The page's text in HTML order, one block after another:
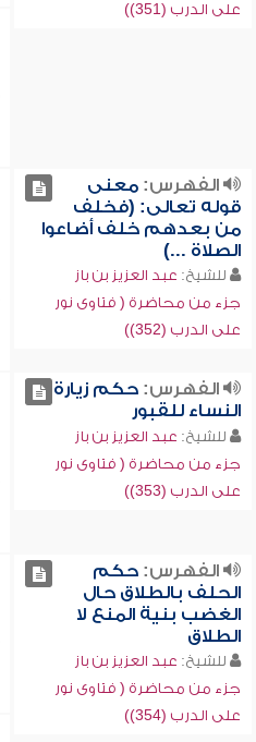
على الدرب (351))
الفهرس:معنى
قوله تعالى: (فخلف
من بعدهم خلف أضاعوا
الصلاة ...)
للشيخ: عبد العزيز بن باز
جزء من محاضرة ( فتاوى نور
على الدرب (352))
الفهرس:حكم زيارة
النساء للقبور
للشيخ: عبد العزيز بن باز
جزء من محاضرة ( فتاوى نور
على الدرب (353))
الفهرس:حكم
الحلف بالطلاق حال
الغضب بنية المنع لا
الطلاق
للشيخ: عبد العزيز بن باز
جزء من محاضرة ( فتاوى نور
على الدرب (354))